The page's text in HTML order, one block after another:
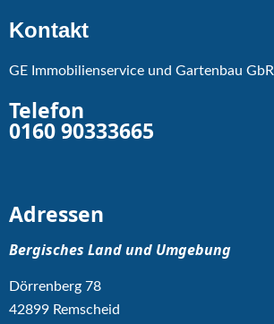
Kontakt
GE Immobilienservice und Gartenbau GbR
Telefon
0160 90333665
Adressen
Bergisches Land und Umgebung
Dörrenberg 78
42899 Remscheid